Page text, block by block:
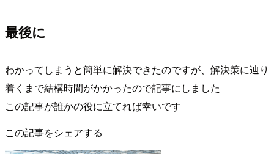
最後に
わかってしまうと簡単に解決できたのですが、解決策に辿り
着くまで結構時間がかかったので記事にしました
この記事が誰かの役に立てれば幸いです
この記事をシェアする